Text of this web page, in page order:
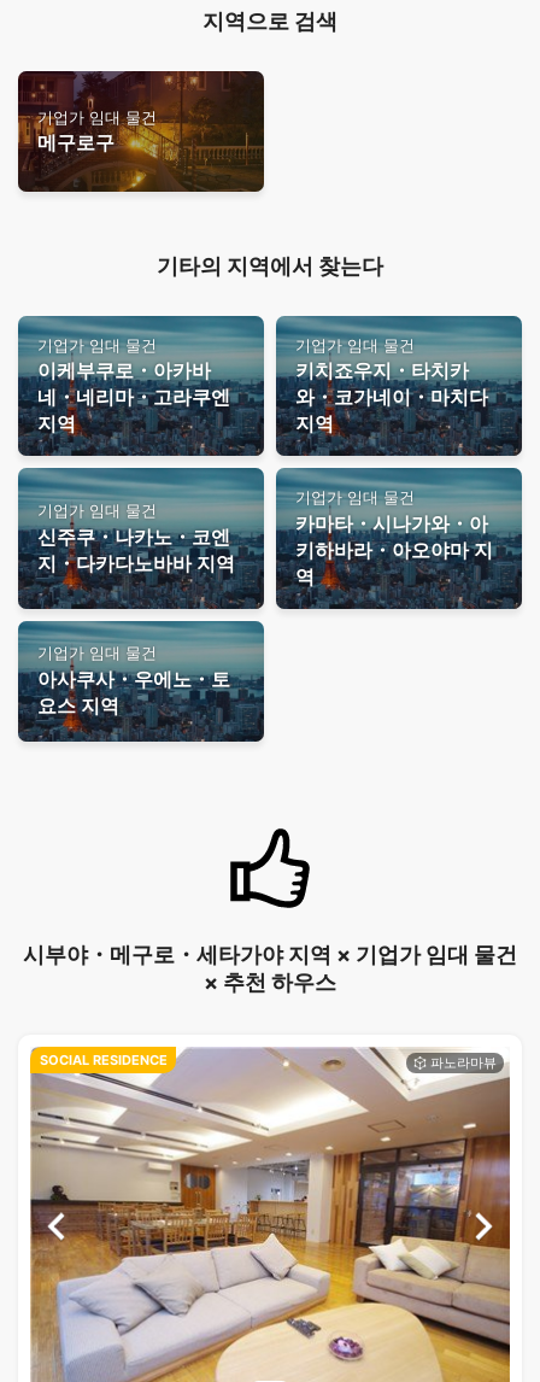
지역으로 검색
기업가 임대 물건
메구로구
기타의 지역에서 찾는다
기업가 임대 물건
이케부쿠로・아카바
네・네리마・고라쿠엔
지역
기업가 임대 물건
키치죠우지・타치카
와・코가네이・마치다
지역
기업가 임대 물건
신주쿠・나카노・코엔
지・다카다노바바 지역
기업가 임대 물건
카마타・시나가와・아
키하바라・아오야마 지
역
기업가 임대 물건
아사쿠사・우에노・토
요스 지역
시부야・메구로・세타가야 지역 × 기업가 임대 물건
× 추천 하우스
SOCIAL RESIDENCE